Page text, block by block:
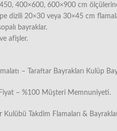
400×600, 600×900 cm
dizili 20×30 veya 30×45 cm
bayraklar.
afişler.
– Taraftar Bayrakları Kulüp
– %100 Müşteri Memnuniyeti.
Takdim Flamaları &